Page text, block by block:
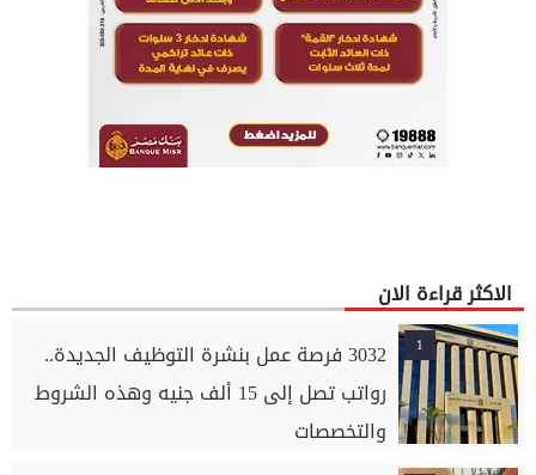
الاكثر قراءة الان
1
3032 فرصة عمل بنشرة التوظيف الجديدة..
رواتب تصل إلى 15 ألف جنيه وهذه الشروط
والتخصصات